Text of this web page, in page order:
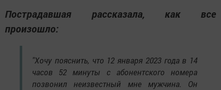
Пострадавшая рассказала, как все
произошло:
"Хочу пояснить, что 12 января 2023 года в 14
часов 52 минуты с абонентского номера
позвонил неизвестный мне мужчина. Он